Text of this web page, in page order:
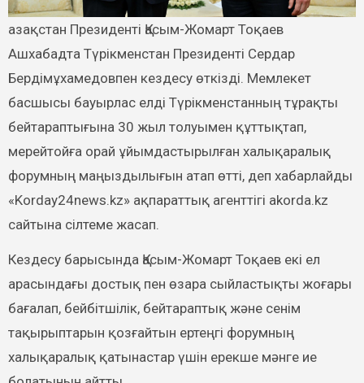
Ашхабадта Түрікменстан Президенті Сердар
Бердімұхамедовпен кездесу өткізді. Мемлекет
басшысы бауырлас елді Түрікменстанның тұрақты
бейтараптығына 30 жыл толуымен құттықтап,
мерейтойға орай ұйымдастырылған халықаралық
форумның маңыздылығын атап өтті, деп хабарлайды
«Korday24news.kz» ақпараттық агенттігі akorda.kz
сайтына сілтеме жасап.
Кездесу барысында Қасым-Жомарт Тоқаев екі ел
арасындағы достық пен өзара сыйластықты жоғары
бағалап, бейбітшілік, бейтараптық және сенім
тақырыптарын қозғайтын ертеңгі форумның
халықаралық қатынастар үшін ерекше мәнге ие